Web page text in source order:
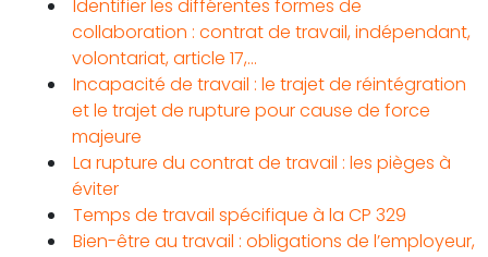
Identifier les différentes formes de
collaboration : contrat de travail, indépendant,
volontariat, article 17,…
Incapacité de travail : le trajet de réintégration
et le trajet de rupture pour cause de force
majeure
La rupture du contrat de travail : les pièges à
éviter
Temps de travail spécifique à la CP 329
Bien-être au travail : obligations de l’employeur,